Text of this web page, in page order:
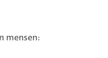
mensen: